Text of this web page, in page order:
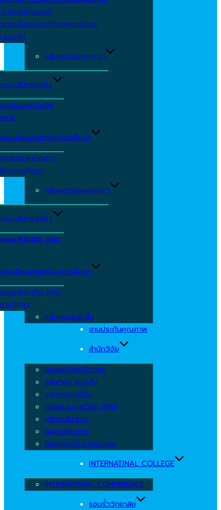
วิทยาลัยนานาชาติ
วิทยาลัยนานาชาติภาษาและวัฒนะ
ธรรมจีน
หลักสูตรปริญญาโท
คณะบริหารธุรกิจ
ธุรกิจมหาบัณฑิต
การ
คณะศิลปศาสตร์และการศึกษา
าสตรมหาบัณฑิต
หารการศึกษา
หลักสูตรปริญญาเอก
คณะบริหารธุจกิจ
ดุษฎีบัณฑิต สาขา
คณะศิลปศาสตร์และการศึกษา
ดุษฎีบัณฑิต สาขา
ารศึกษา
หลักสูตรระยะสั้น
งานประกันคุณภาพ
สำนักวิจัย
โครงสร้างสำนักวิจัย
วิสัยทัศน์ พันธกิจ
วารสารงานวิจัย
จริยธรรมการวิจัย (IRB)
บริการวิชาการ
ผลงานวิชาการ
โครงการ/กิจกรรมวิจัย
INTERNATINAL COLLEGE
INTERNATINAL CONFERENCE
รอบรั้ววิทยาลัย